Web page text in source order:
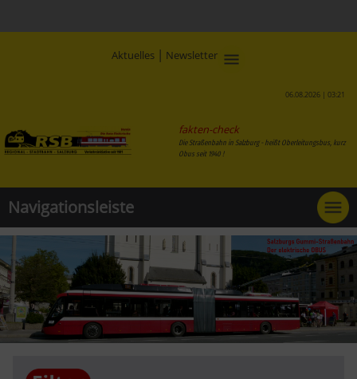
Aktuelles | Newsletter
06.08.2026 | 03:21
fakten-check
Die Straßenbahn in Salzburg - heißt Oberleitungsbus, kurz
Obus seit 1940 !
Navigationsleiste